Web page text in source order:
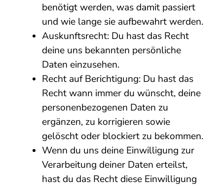
benötigt werden, was damit passiert
und wie lange sie aufbewahrt werden.
Auskunftsrecht: Du hast das Recht
deine uns bekannten persönliche
Daten einzusehen.
Recht auf Berichtigung: Du hast das
Recht wann immer du wünscht, deine
personenbezogenen Daten zu
ergänzen, zu korrigieren sowie
gelöscht oder blockiert zu bekommen.
Wenn du uns deine Einwilligung zur
Verarbeitung deiner Daten erteilst,
hast du das Recht diese Einwilligung